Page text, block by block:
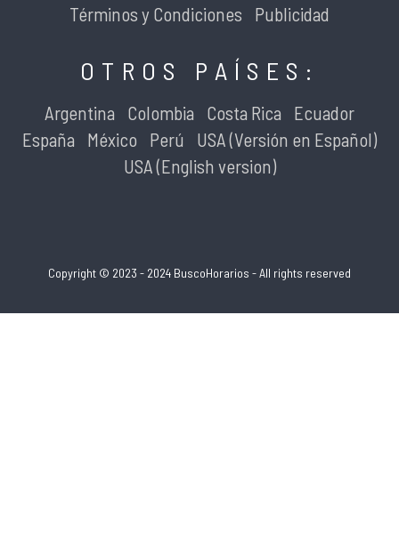
Términos y Condiciones
Publicidad
OTROS PAÍSES:
Argentina Colombia Costa Rica
Ecuador
España
México Perú
USA (Versión en Español)
USA (English version)
Copyright © 2023 - 2024 BuscoHorarios - All rights reserved